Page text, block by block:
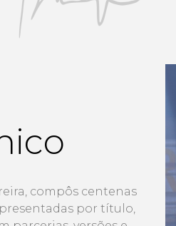
compôs centenas
por título,